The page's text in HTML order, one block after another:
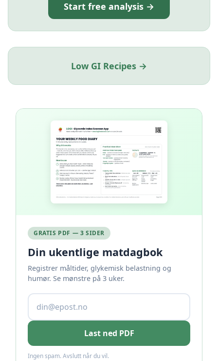
Start free analysis →
Low GI Recipes →
GRATIS PDF — 3 SIDER
Din ukentlige matdagbok
Registrer måltider, glykemisk belastning og
humør. Se mønstre på 3 uker.
Last ned PDF
Ingen spam. Avslutt når du vil.